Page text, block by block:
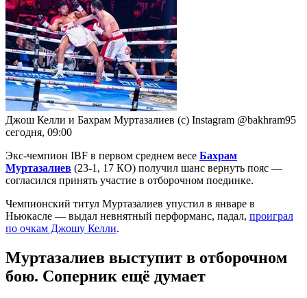
Джош Келли и Бахрам Муртазалиев (с) Instagram @bakhram95
сегодня, 09:00
Экс-чемпион IBF в первом среднем весе Бахрам
Муртазалиев (23-1, 17 КО) получил шанс вернуть пояс —
согласился принять участие в отборочном поединке.
Чемпионский титул Муртазалиев упустил в январе в
Ньюкасле — выдал невнятный перформанс, падал, проиграл
по очкам Джошу Келли.
Муртазалиев выступит в отборочном
бою. Соперник ещё думает